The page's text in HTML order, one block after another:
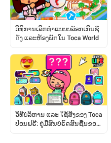
ວິທີການເລີກທຳແບບບລັອກເກີນຊື່
ດັງ ແລະຫ້ອງພັກໃນ Toca World
ວິທີບໍລິຫານ ແລະ ໃຊ້ສິ່ງຂອງ Toca
ປ່ອນຟຣີ: ຄູ່ມືສົນບໍຣົດສົນຊື່ນຂອງ